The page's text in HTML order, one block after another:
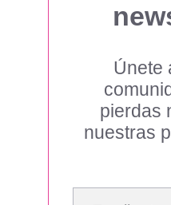
Únete
pierdas
nuestras
Escribe tu correo electrónico…